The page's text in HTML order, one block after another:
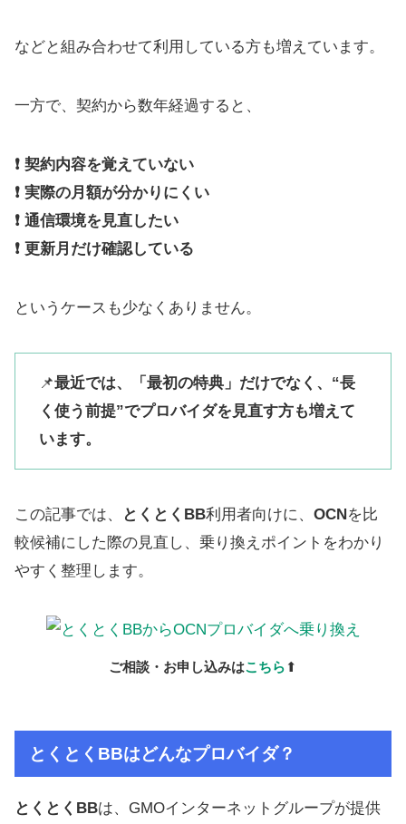
などと組み合わせて利用している方も増えています。
一方で、契約から数年経過すると、
❗ 契約内容を覚えていない
❗ 実際の月額が分かりにくい
❗ 通信環境を見直したい
❗ 更新月だけ確認している
というケースも少なくありません。
📌最近では、「最初の特典」だけでなく、“長
く使う前提”でプロバイダを見直す方も増えて
います。
この記事では、 とくとくBB利用者向けに、 OCNを比
較候補にした際の見直し、乗り換えポイントをわかり
やすく整理します。
ご相談・お申し込みはこちら ⬆
とくとくBBはどんなプロバイダ？
とくとくBBは、GMOインターネットグループが提供